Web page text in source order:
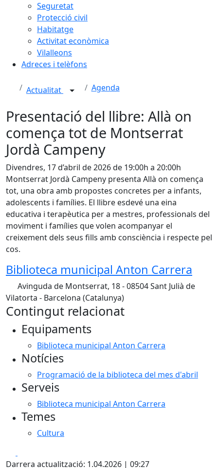
Seguretat
Protecció civil
Habitatge
Activitat econòmica
Vilalleons
Adreces i telèfons
Actualitat Agenda
Presentació del llibre: Allà on
comença tot de Montserrat
Jordà Campeny
Divendres, 17 d’abril de 2026 de 19:00h a 20:00h
Montserrat Jordà Campeny presenta Allà on comença
tot, una obra amb propostes concretes per a infants,
adolescents i famílies. El llibre esdevé una eina
educativa i terapèutica per a mestres, professionals del
moviment i famílies que volen acompanyar el
creixement dels seus fills amb consciència i respecte pel
cos.
Biblioteca municipal Anton Carrera
Avinguda de Montserrat, 18 - 08504 Sant Julià de
Vilatorta - Barcelona (Catalunya)
Contingut relacionat
Equipaments
Biblioteca municipal Anton Carrera
Notícies
Programació de la biblioteca del mes d'abril
Serveis
Biblioteca municipal Anton Carrera
Temes
Cultura
Darrera actualització: 1.04.2026 | 09:27